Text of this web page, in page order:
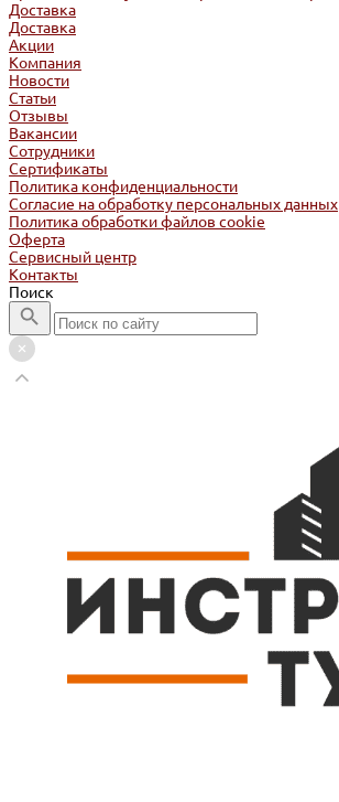
Доставка
Доставка
Акции
Компания
Новости
Статьи
Отзывы
Вакансии
Сотрудники
Сертификаты
Политика конфиденциальности
Согласие на обработку персональных данных
Политика обработки файлов cookie
Оферта
Сервисный центр
Контакты
Поиск